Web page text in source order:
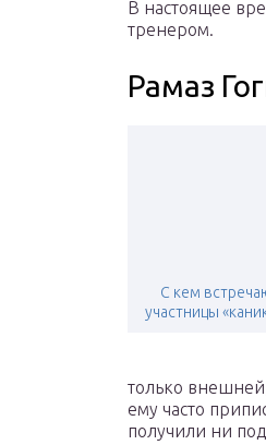
В настоящее
тренером.
Рамаз
С кем
участницы
только
ему часто
получили ни